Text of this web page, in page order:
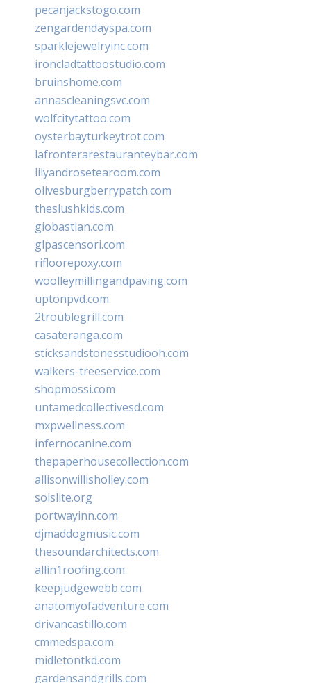
pecanjackstogo.com
zengardendayspa.com
sparklejewelryinc.com
ironcladtattoostudio.com
bruinshome.com
annascleaningsvc.com
wolfcitytattoo.com
oysterbayturkeytrot.com
lafronterarestauranteybar.com
lilyandrosetearoom.com
olivesburgberrypatch.com
theslushkids.com
giobastian.com
glpascensori.com
rifloorepoxy.com
woolleymillingandpaving.com
uptonpvd.com
2troublegrill.com
casateranga.com
sticksandstonesstudiooh.com
walkers-treeservice.com
shopmossi.com
untamedcollectivesd.com
mxpwellness.com
infernocanine.com
thepaperhousecollection.com
allisonwillisholley.com
solslite.org
portwayinn.com
djmaddogmusic.com
thesoundarchitects.com
allin1roofing.com
keepjudgewebb.com
anatomyofadventure.com
drivancastillo.com
cmmedspa.com
midletontkd.com
gardensandgrills.com